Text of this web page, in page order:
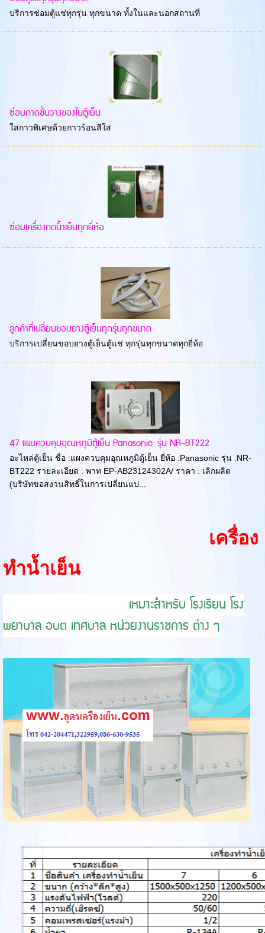
บริการซ่อมตู้แช่ทุกรุ่น ทุกขนาด ทั้งในและนอกสถานที่
ซ่อมถาดชั้นวางของในตู้เย็น
ใส่กาวพิเศษด้วยกาวร้อนสีใส
ซ่อมเครื่องกดน้ำเย็นทุกยี่ห้อ
ลูกค้าที่เปลี่ยนขอบยางตู้เย็นทุกรุ่นทุกขนาด
บริการเปลี่ยนขอบยางตู้เย็นตู้แช่ ทุกรุ่นทุกขนาดทุกยี่ห้อ
47 แผงควบคุมอุณหภูมิตู้เย็น Panasonic รุ่น NR-BT222
อะไหล่ตู้เย็น ชื่อ :แผงควบคุมอุณหภูมิตู้เย็น ยี่ห้อ :Panasonic รุ่น :NR-
BT222 รายละเอียด : พาท EP-AB23124302A/ ราคา : เลิกผลิต
(บริษัทขอสงวนสิทธิ์ในการเปลี่ยนแป...
เครื่อง
ทำน้ำเย็น
เหมาะสำหรับ โรงเรียน โรง
พยาบาล อบต เทศบาล หน่วยงานราชการ ต่าง ๆ